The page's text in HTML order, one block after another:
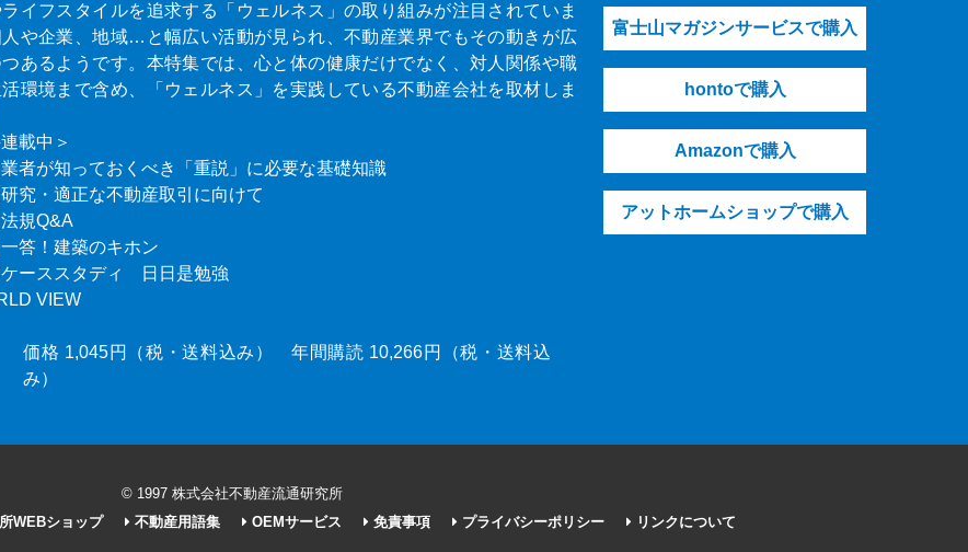
イフスタイルを追求する「ウェルネス」の取り組みが注目されていま
や企業、地域…と幅広い活動が見られ、不動産業界でもその動きが広
あるようです。本特集では、心と体の健康だけでなく、対人関係や職
環境まで含め、「ウェルネス」を実践している不動産会社を取材しま
載中＞
業者が知っておくべき「重説」に必要な基礎知識
研究・適正な不動産取引に向けて
法規Q&A
一答！建築のキホン
ケーススタディ 日日是勉強
VIEW
価格 1,045円（税・送料込み） 年間購読 10,266円（税・送料込
み）
富士山マガジンサービスで購入
hontoで購入
Amazonで購入
アットホームショップで購入
© 1997 株式会社不動産流通研究所
WEBショップ 不動産用語集 OEMサービス 免責事項 プライバシーポリシー リンクについて